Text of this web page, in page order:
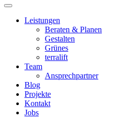
Leistungen
Beraten & Planen
Gestalten
Grünes
terralift
Team
Ansprechpartner
Blog
Projekte
Kontakt
Jobs